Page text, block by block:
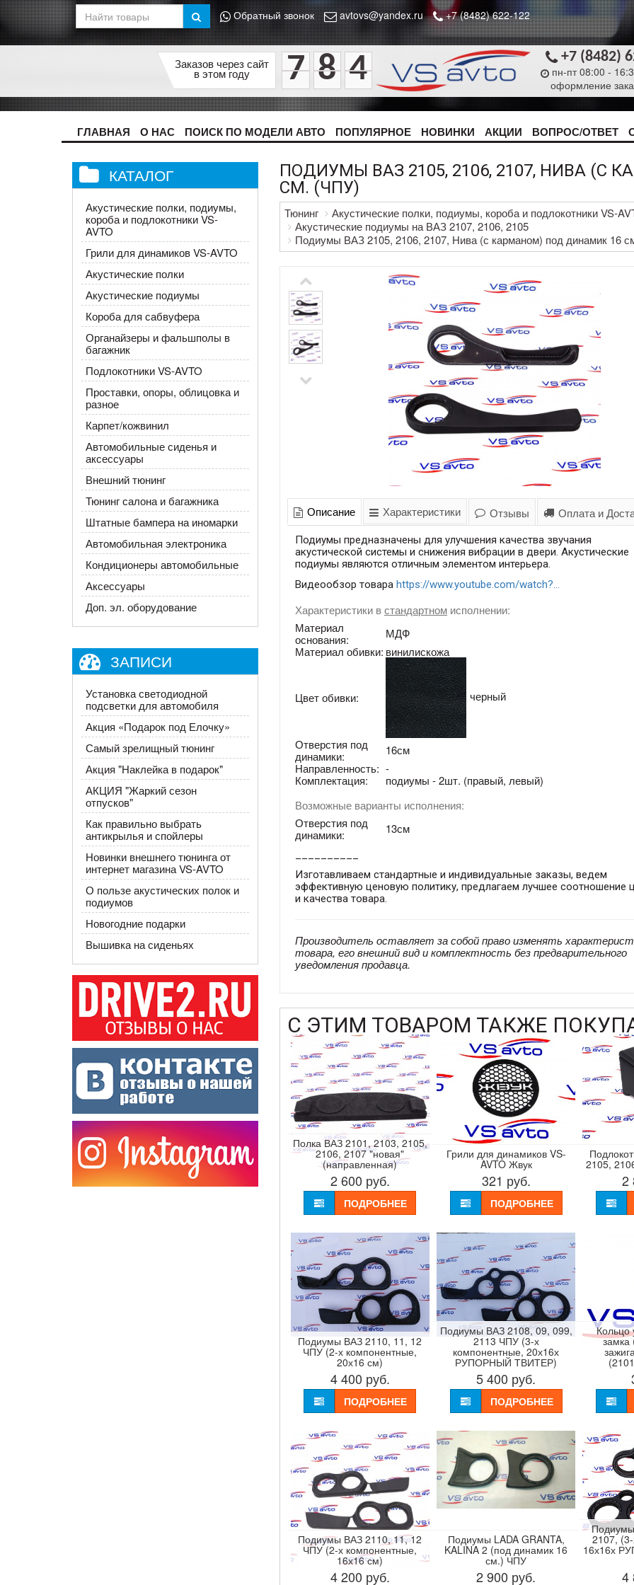
Обратный звонок avtovs@yandex.ru +7 (8482) 622-122
Заказов через сайт
в этом году 7 8 4 +7 (8482)
пн-пт 08:00 -
оформление
ГЛАВНАЯ О НАС ПОИСК ПО МОДЕЛИ АВТО ПОПУЛЯРНОЕ НОВИНКИ АКЦИИ ВОПРОС/ОТВЕТ
КАТАЛОГ
Акустические полки, подиумы,
короба и подлокотники VS-
AVTO
Грили для динамиков VS-AVTO
Акустические полки
Акустические подиумы
Короба для сабвуфера
Органайзеры и фальшполы в
багажник
Подлокотники VS-AVTO
Проставки, опоры, облицовка и
разное
Карпет/кожвинил
Автомобильные сиденья и
аксессуары
Внешний тюнинг
Тюнинг салона и багажника
Штатные бампера на иномарки
Автомобильная электроника
Кондиционеры автомобильные
Аксессуары
Доп. эл. оборудование
ЗАПИСИ
Установка светодиодной
подсветки для автомобиля
​Акция «Подарок под Елочку»
Самый зрелищный тюнинг
Акция "Наклейка в подарок"
АКЦИЯ "Жаркий сезон
отпусков"
Как правильно выбрать
антикрылья и спойлеры
Новинки внешнего тюнинга от
интернет магазина VS-AVTO
О пользе акустических полок и
подиумов
Новогодние подарки
Вышивка на сиденьях
ПОДИУМЫ ВАЗ 2105, 2106, 2107, НИВА
СМ. (ЧПУ)
Тюнинг Акустические полки, подиумы, короба и подлокотники VS-
Акустические подиумы на ВАЗ 2107, 2106, 2105
Подиумы ВАЗ 2105, 2106, 2107, Нива (с карманом) под динамик 16
Описание Характеристики Отзывы Оплата и
Подиумы предназначены для улучшения качества звучания
акустической системы и снижения вибрации в двери. Акустические
подиумы являются отличным элементом интерьера.
Видеообзор товара https://www.youtube.com/watch?...
Характеристики встандартном исполнении:
Материал
основания:
МДФ
Материал обивки: винилискожа
Цвет обивки: черный
Отверстия под
динамики:
16см
Направленность: -
Комплектация:
подиумы - 2шт. (правый, левый)
Возможные варианты исполнения:
Отверстия под
динамики:
13см
Изготавливаем стандартные и индивидуальные заказы, ведем
эффективную ценовую политику, предлагаем лучшее соотношение
и качества товара.
Производитель оставляет за собой право изменять
товара, его внешний вид и комплектность без предварительного
уведомления продавца.
С ЭТИМ ТОВАРОМ ТАКЖЕ
Полка ВАЗ 2101, 2103, 2105,
2106, 2107 "новая"
(направленная)
2 600 руб.
ПОДРОБНЕЕ
Грили для динамиков VS-
AVTO Жвук
321 руб.
ПОДРОБНЕЕ
2105,
2
Подиумы ВАЗ 2110, 11, 12
ЧПУ (2-х компонентные,
20х16 см)
4 400 руб.
ПОДРОБНЕЕ
Подиумы ВАЗ 2108, 09, 099,
2113 ЧПУ (3-х
компонентные, 20х16х
РУПОРНЫЙ ТВИТЕР)
5 400 руб.
ПОДРОБНЕЕ
Кольцо
замка
Подиумы ВАЗ 2110, 11, 12
ЧПУ (2-х компонентные,
16х16 см)
4 200 руб.
Подиумы LADA GRANTA,
KALINA 2 (под динамик 16
см.) ЧПУ
2 900 руб.
2107,
16х16х
4